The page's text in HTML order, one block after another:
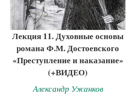
Лекция 11. Духовные основы
романа Ф.М. Достоевского
«Преступление и наказание»
(+ВИДЕО)
Александр Ужанков